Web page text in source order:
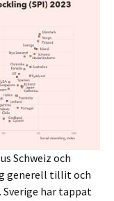
Schweiz och
generell tillit och
Sverige har tappat